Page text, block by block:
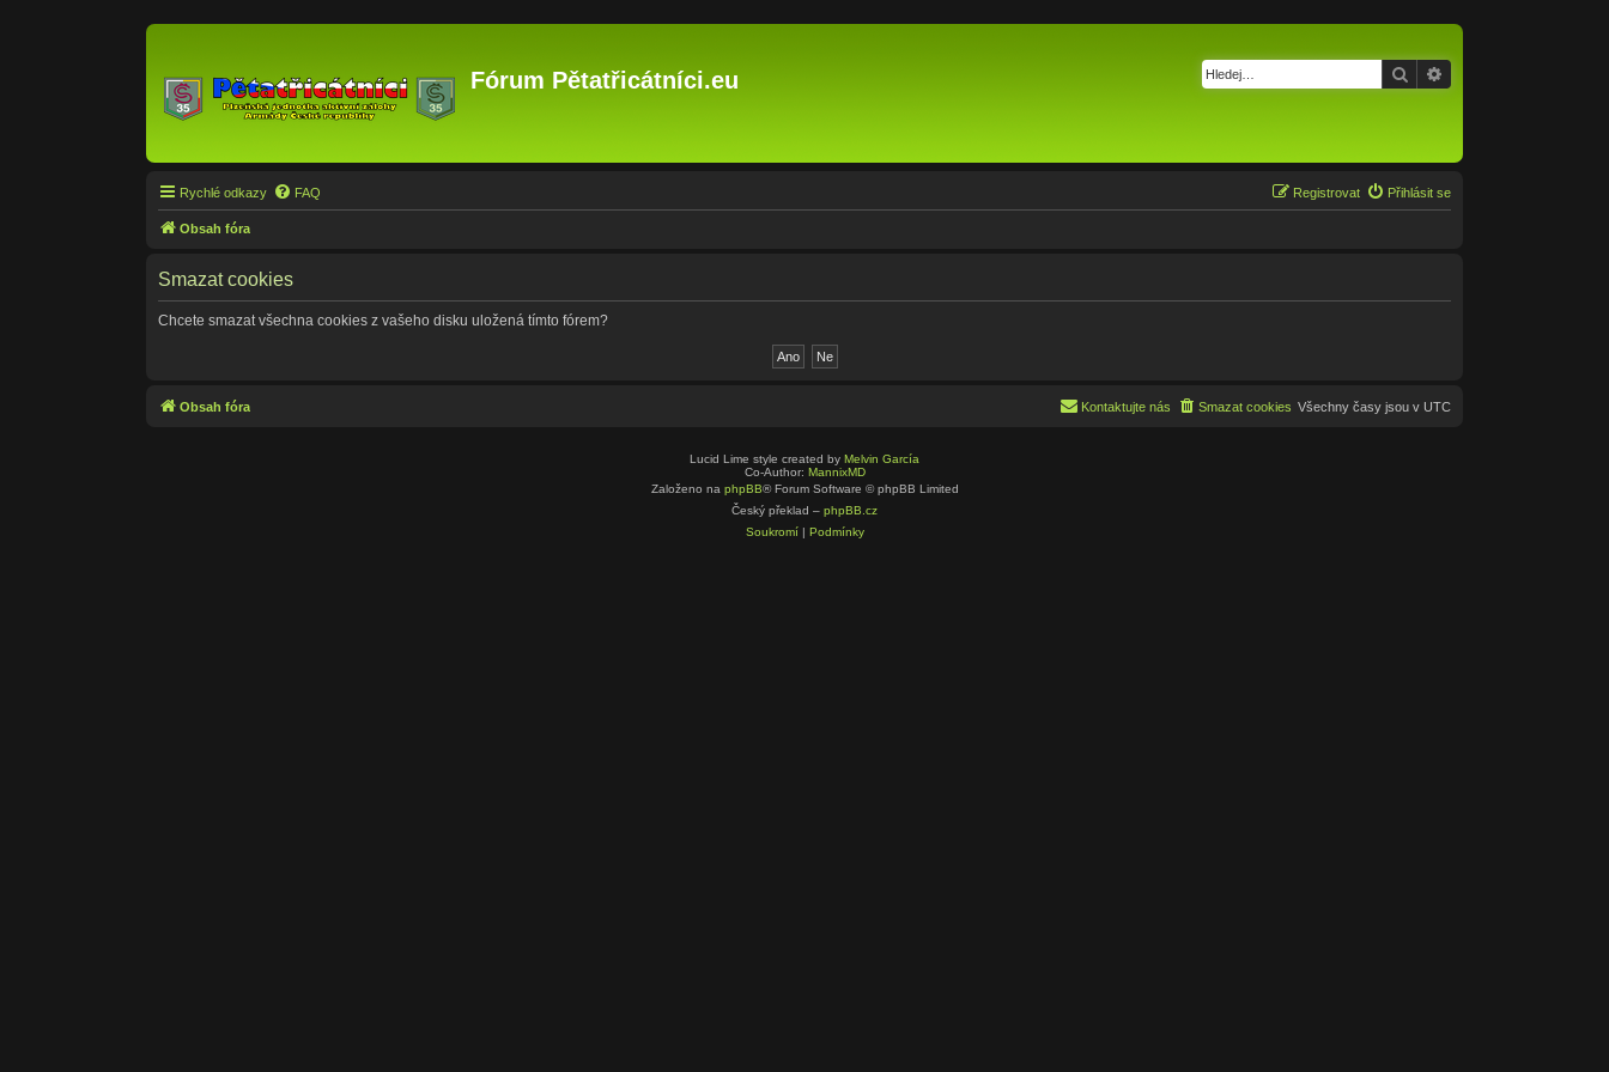
Fórum Pětatřicátníci.eu Hledat
Rychlé odkazy FAQ Přihlásit se
Registrovat
Obsah fóra
Smazat cookies
Chcete smazat všechna cookies z vašeho disku uložená tímto fórem?
Obsah fóra Všechny časy jsou v UTC
Smazat cookies
Kontaktujte nás
Lucid Lime style created by Melvin García
Co-Author: MannixMD
Založeno na phpBB® Forum Software © phpBB Limited
Český překlad – phpBB.cz
Soukromí| Podmínky